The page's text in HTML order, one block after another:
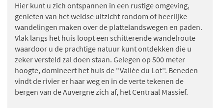
Hier kunt u zich ontspannen in een rustige omgeving,
genieten van het weidse uitzicht rondom of heerlijke
wandelingen maken over de plattelandswegen en paden.
Vlak langs het huis loopt een schitterende wandelroute
waardoor u de prachtige natuur kunt ontdekken die u
zeker versteld zal doen staan. Gelegen op 500 meter
hoogte, domineert het huis de ''Vallée du Lot''. Beneden
vindt de rivier er haar weg en in de verte tekenen de
bergen van de Auvergne zich af, het Centraal Massief.